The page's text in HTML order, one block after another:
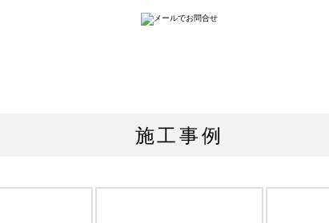
施工事例